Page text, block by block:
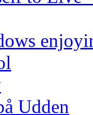
Udden